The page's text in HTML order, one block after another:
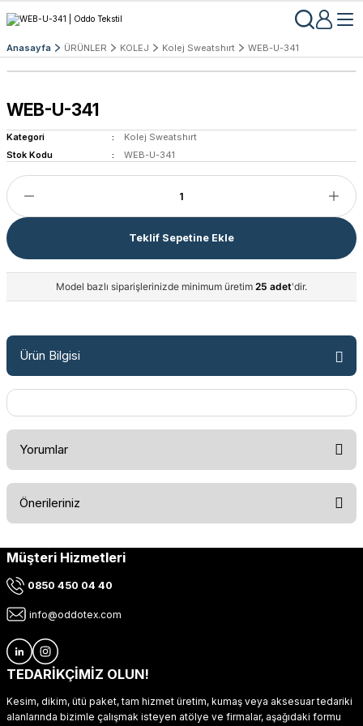
Anasayfa ÜRÜNLER KOLEJ Kolej Sweatshırt WEB-U-341
WEB-U-341
Kategori
Kolej Sweatshırt
Stok Kodu
WEB-U-341
Teklif Sepetine Ekle
Model bazlı siparişlerinizde minimum üretim 25 adet'dir.
Ürün Bilgisi
Yorumlar
Önerileriniz
Bu ürünün fiyat bilgisi, resim, ürün açıklamalarında ve diğer
kullanarak tarafımıza iletebilirsiniz.
Ürün resmi kalitesiz, bozuk veya görüntülenemiyor.
Ürün açıklamasında eksik bilgiler bulunuyor.
Ürün fiyatı diğer sitelerden daha pahalı.
Müşteri Hizmetleri
0850 450 04 40
info@oddotex.com
TEDARİKÇİMİZ OLUN!
Kesim, dikim, ütü paket, tam hizmet üretim, kumaş veya aksesuar tedariki
alanlarında bizimle çalışmak isteyen atölye ve firmalar, aşağıdaki formu